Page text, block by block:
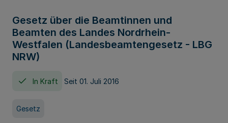
Gesetz über die Beamtinnen und
Beamten des Landes Nordrhein-
Westfalen (Landesbeamtengesetz - LBG
NRW)
In Kraft Seit 01. Juli 2016
Gesetz